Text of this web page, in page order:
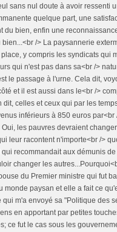
sans nul doute à avoir ressenti
quelque part, une
du bien, enfin une
/> La paysannerie
y compris les syndicats qui
qui n'est pas dans sa<br />
le passage à l'urne. Cela dit,
et il est aussi dans le<br />
celles et ceux qui par les
inférieurs à 850 euros
les pauvres devraient
leur racontent n'importe<br />
recommandait aux démunis
changer les
du Premier ministre qui fut
monde paysan et elle a fait ce
m'a envoyé sa "Politique des
en apportant par petites
ce fut le cas sous les